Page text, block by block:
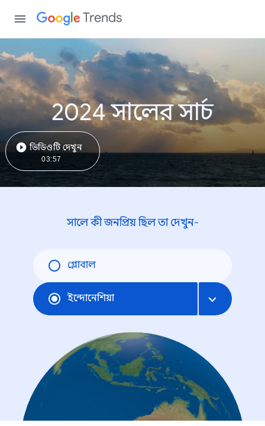
Trends
2024 সালের সার্চ
ভিডিওটি দেখুন
03:57
সালে কী জনপ্রিয় ছিল তা দেখুন-
গ্লোবাল
ইন্দোনেশিয়া